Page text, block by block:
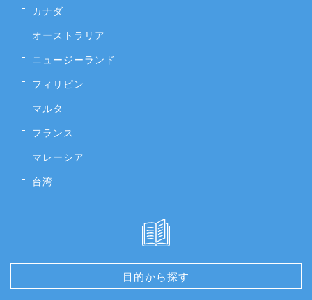
カナダ
オーストラリア
ニュージーランド
フィリピン
マルタ
フランス
マレーシア
台湾
目的から探す